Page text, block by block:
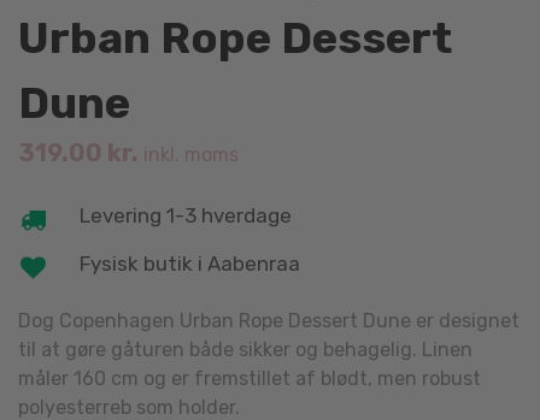
Urban Rope Dessert
Dune
319.00 kr. inkl. moms
Levering 1-3 hverdage
Fysisk butik i Aabenraa
Dog Copenhagen Urban Rope Dessert Dune er designet
til at gøre gåturen både sikker og behagelig. Linen
måler 160 cm og er fremstillet af blødt, men robust
polyesterreb som holder.